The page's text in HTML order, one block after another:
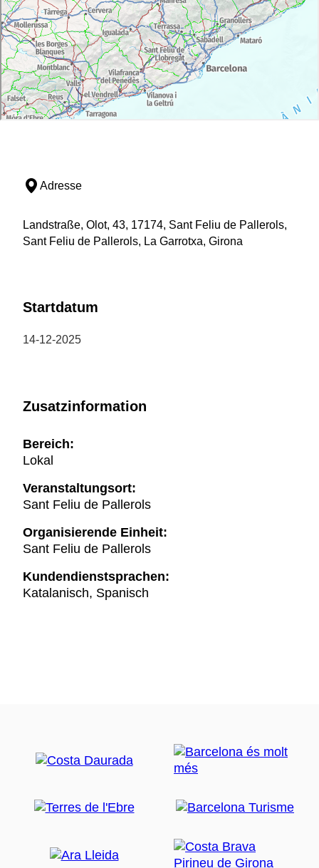
Adresse
Landstraße, Olot, 43, 17174, Sant Feliu de Pallerols,
Sant Feliu de Pallerols, La Garrotxa, Girona
Startdatum
14-12-2025
Zusatzinformation
Bereich:
Lokal
Veranstaltungsort:
Sant Feliu de Pallerols
Organisierende Einheit:
Sant Feliu de Pallerols
Kundendienstsprachen:
Katalanisch, Spanisch